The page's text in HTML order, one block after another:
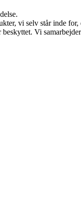
vi selv står inde
Vi